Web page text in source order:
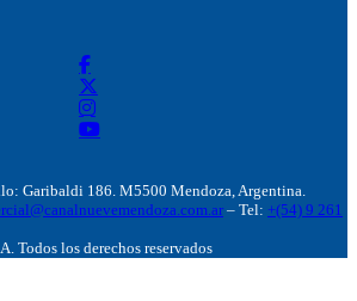
Garibaldi 186. M5500 Mendoza, Argentina.
– Tel: +(54) 9 261
Todos los derechos reservados